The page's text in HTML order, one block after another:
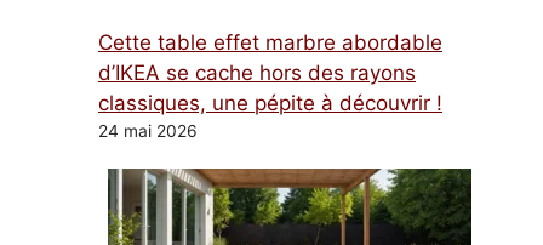
Cette table effet marbre abordable
d’IKEA se cache hors des rayons
classiques, une pépite à découvrir !
24 mai 2026